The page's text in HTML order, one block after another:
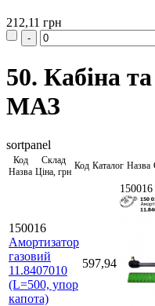
212,11 грн
50. Кабіна
МАЗ
sortpanel
Код
Назва
Склад
Ціна, грн
Код Каталог Назва
150016
Амортизатор
газовий
11.8407010
(L=500, упор
капота)
597,94
150016